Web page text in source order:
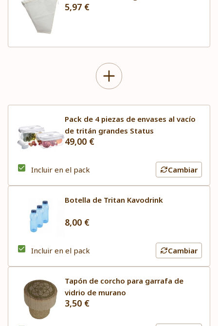
5,97 €
Pack de 4 piezas de envases al vacío
de tritán grandes Status
49,00 €
Incluir en el pack Cambiar
Botella de Tritan Kavodrink
8,00 €
Incluir en el pack Cambiar
Tapón de corcho para garrafa de
vidrio de murano
3,50 €